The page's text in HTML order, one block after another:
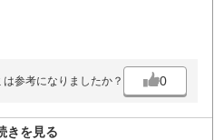
は参考になりましたか？ 0
きを見る